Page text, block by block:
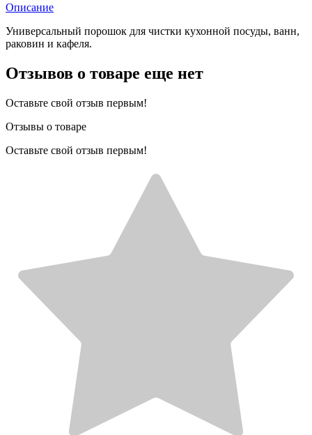
Описание
Универсальный порошок для чистки кухонной посуды, ванн,
раковин и кафеля.
Отзывов о товаре еще нет
Оставьте свой отзыв первым!
Отзывы о товаре
Оставьте свой отзыв первым!